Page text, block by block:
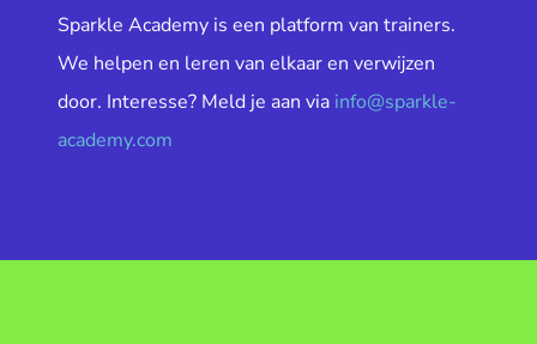
Sparkle Academy is een platform van trainers.
We helpen en leren van elkaar en verwijzen
door. Interesse? Meld je aan via info@sparkle-
academy.com